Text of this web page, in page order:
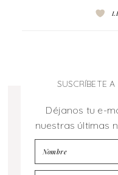
SUSCRÍBETE
Déjanos tu e-
nuestras últimas